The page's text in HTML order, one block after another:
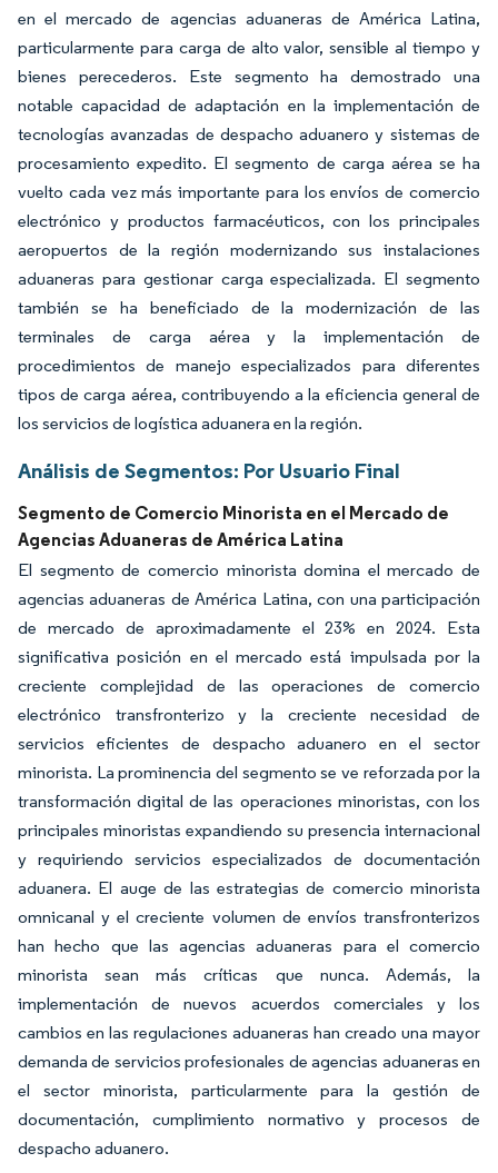
en el mercado de agencias aduaneras de América Latina,
particularmente para carga de alto valor, sensible al tiempo y
bienes perecederos. Este segmento ha demostrado una
notable capacidad de adaptación en la implementación de
tecnologías avanzadas de despacho aduanero y sistemas de
procesamiento expedito. El segmento de carga aérea se ha
vuelto cada vez más importante para los envíos de comercio
electrónico y productos farmacéuticos, con los principales
aeropuertos de la región modernizando sus instalaciones
aduaneras para gestionar carga especializada. El segmento
también se ha beneficiado de la modernización de las
terminales de carga aérea y la implementación de
procedimientos de manejo especializados para diferentes
tipos de carga aérea, contribuyendo a la eficiencia general de
los servicios de logística aduanera en la región.
Análisis de Segmentos: Por Usuario Final
Segmento de Comercio Minorista en el Mercado de
Agencias Aduaneras de América Latina
El segmento de comercio minorista domina el mercado de
agencias aduaneras de América Latina, con una participación
de mercado de aproximadamente el 23% en 2024. Esta
significativa posición en el mercado está impulsada por la
creciente complejidad de las operaciones de comercio
electrónico transfronterizo y la creciente necesidad de
servicios eficientes de despacho aduanero en el sector
minorista. La prominencia del segmento se ve reforzada por la
transformación digital de las operaciones minoristas, con los
principales minoristas expandiendo su presencia internacional
y requiriendo servicios especializados de documentación
aduanera. El auge de las estrategias de comercio minorista
omnicanal y el creciente volumen de envíos transfronterizos
han hecho que las agencias aduaneras para el comercio
minorista sean más críticas que nunca. Además, la
implementación de nuevos acuerdos comerciales y los
cambios en las regulaciones aduaneras han creado una mayor
demanda de servicios profesionales de agencias aduaneras en
el sector minorista, particularmente para la gestión de
documentación, cumplimiento normativo y procesos de
despacho aduanero.